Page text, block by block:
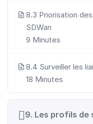
8.3 Priorisation
SDWan
9 Minutes
8.4 Surveiller les
18 Minutes
9. Les profils de